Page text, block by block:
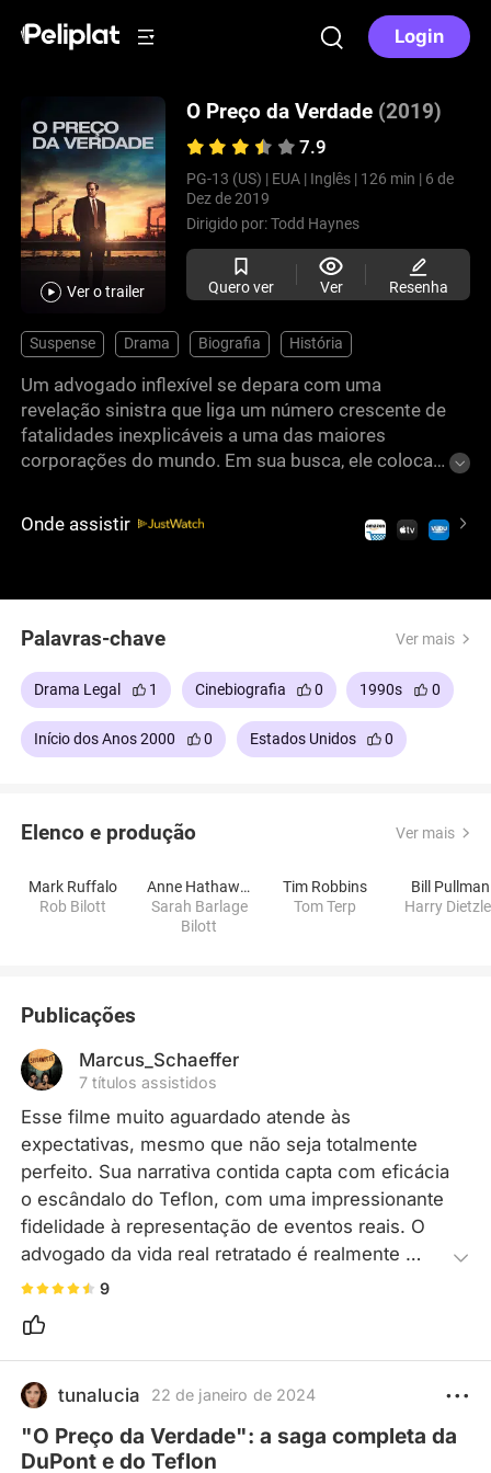
Login
Ver o trailer
O Preço da Verdade (2019)
7.9
PG-13 (US) | EUA | Inglês | 126 min | 6 de
Dez de 2019
Dirigido por:Todd Haynes
Quero ver Ver Resenha
Suspense Drama Biografia História
Um advogado inflexível se depara com uma
revelação sinistra que liga um número crescente de
fatalidades inexplicáveis a uma das maiores
corporações do mundo. Em sua busca, ele coloca
até mesmo sua própria existência - tudo em nome
da revelação da verdade.
Onde assistir
Palavras-chave Ver mais
Drama Legal 1 Cinebiografia 0 1990s 0
Início dos Anos 2000 0 Estados Unidos 0
Elenco e produção Ver mais
Mark Ruffalo
Rob Bilott
Anne Hathaway
Sarah Barlage
Bilott
Tim Robbins
Tom Terp
Bill Pullman
Harry
Publicações
Marcus_Schaeffer
7 títulos assistidos
Esse filme muito aguardado atende às
expectativas, mesmo que não seja totalmente
perfeito. Sua narrativa contida capta com eficácia
o escândalo do Teflon, com uma impressionante
fidelidade à representação de eventos reais. O
advogado da vida real retratado é realmente
inspirador, dedicando sua carreira a desafiar um
gigante corporativo - um raro ato de coragem em
qualquer profissão.
9
tunalucia 22 de janeiro de 2024
"O Preço da Verdade": a saga completa da
DuPont e do Teflon